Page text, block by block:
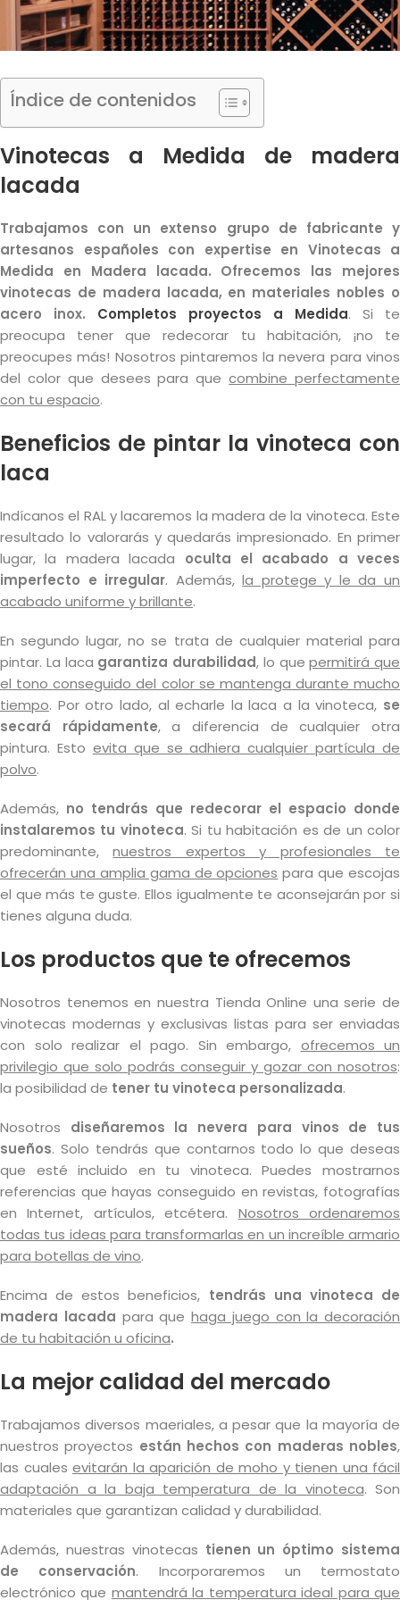
Índice de contenidos
Vinotecas a Medida de madera
lacada
Trabajamos con un extenso grupo de fabricante y
artesanos españoles con expertise en Vinotecas a
Medida en Madera lacada. Ofrecemos las mejores
vinotecas de madera lacada, en materiales nobles o
acero inox. Completos proyectos a Medida. Si te
preocupa tener que redecorar tu habitación, ¡no te
preocupes más! Nosotros pintaremos la nevera para vinos
del color que desees para quecombine perfectamente
con tu espacio.
Beneficios de pintar la vinoteca con
laca
Indícanos el RAL y lacaremos la madera de la vinoteca. Este
resultado lo valorarás y quedarás impresionado. En primer
lugar, la madera lacada oculta el acabado a veces
imperfecto e irregular. Además,la protege y le da un
acabado uniforme y brillante.
En segundo lugar, no se trata de cualquier material para
pintar. La laca garantiza durabilidad, lo quepermitirá que
el tono conseguido del color se mantenga durante mucho
tiempo. Por otro lado, al echarle la laca a la vinoteca, se
secará rápidamente, a diferencia de cualquier otra
pintura. Esto evita que se adhiera cualquier partícula de
polvo.
Además, no tendrás que redecorar el espacio donde
instalaremos tu vinoteca. Si tu habitación es de un color
predominante,nuestros expertos y profesionales te
ofrecerán una amplia gama de opciones para que escojas
el que más te guste. Ellos igualmente te aconsejarán por si
tienes alguna duda.
Los productos que te ofrecemos
Nosotros tenemos en nuestra Tienda Online una serie de
vinotecas modernas y exclusivas listas para ser enviadas
con solo realizar el pago. Sin embargo, ofrecemos un
privilegio que solo podrás conseguir y gozar con nosotros:
la posibilidad de tener tu vinoteca personalizada.
Nosotros diseñaremos la nevera para vinos de tus
sueños. Solo tendrás que contarnos todo lo que deseas
que esté incluido en tu vinoteca. Puedes mostrarnos
referencias que hayas conseguido en revistas, fotografías
en Internet, artículos, etcétera. Nosotros ordenaremos
todas tus ideas para transformarlas en un increíble armario
para botellas de vino.
Encima de estos beneficios, tendrás una vinoteca de
madera lacada para que haga juego con la decoración
de tu habitación u oficina.
La mejor calidad del mercado
Trabajamos diversos maeriales, a pesar que la mayoría de
nuestros proyectos están hechos con maderas nobles,
las cuales evitarán la aparición de moho y tienen una fácil
adaptación a la baja temperatura de la vinoteca. Son
materiales que garantizan calidad y durabilidad.
Además, nuestras vinotecas tienen un óptimo sistema
de conservación. Incorporaremos un termostato
electrónico que mantendrá la temperatura ideal para que